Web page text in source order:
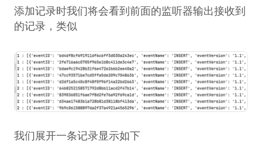
添加记录时我们将会看到前面的监听器输出接收到
的记录，类似
我们展开一条记录显示如下